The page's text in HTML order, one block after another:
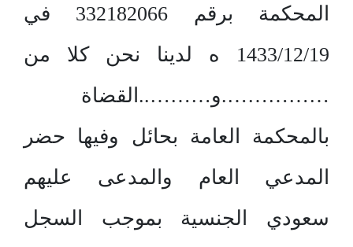
المحكمة برقم 332182066 في
1433/12/19 ه لدينا نحن كلا من
…………….و………..القضاة
بالمحكمة العامة بحائل وفيها حضر
المدعي العام والمدعى عليهم
سعودي الجنسية بموجب السجل